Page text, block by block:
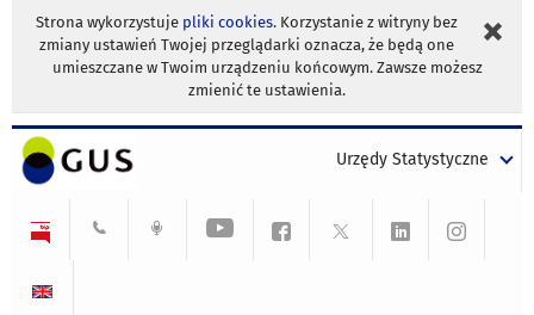
Strona wykorzystuje pliki cookies. Korzystanie z witryny bez
zmiany ustawień Twojej przeglądarki oznacza, że będą one
umieszczane w Twoim urządzeniu końcowym. Zawsze możesz
zmienić te ustawienia.
Urzędy Statystyczne